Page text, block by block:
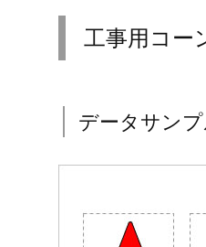
工事用コー
データサン